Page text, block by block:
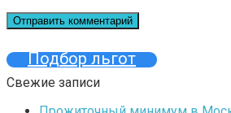
Подбор льгот
Свежие записи